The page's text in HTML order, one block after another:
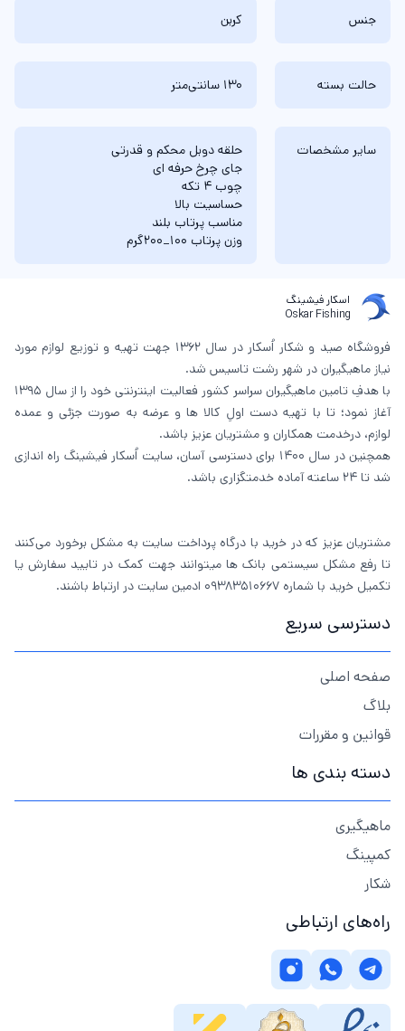
جنس کربن
حالت بسته 130 سانتی‌متر
سایر مشخصات
حلقه دوبل محکم و قدرتی
جای چرخ حرفه ای
چوب 4 تکه
حساسیت بالا
مناسب پرتاب بلند
وزن پرتاب 100_200گرم
اسکار فیشینگ
Oskar Fishing
فروشگاه صید و شکار اُسکار در سال 1362 جهت تهیه و توزیع لوازم مورد
نیاز ماهیگیران در شهر رشت تاسیس شد.
با هدفِ تامین ماهیگیران سراسر کشور فعالیت اینترنتی خود را از سال 1395
آغاز نمود؛ تا با تهیه دست اولِ کالا ها و عرضه به صورت جزئی و عمده
لوازم، درخدمت همکاران و مشتریان عزیز باشد.
همچنین در سال 1400 برای دسترسی آسان، سایت اُسکار فیشینگ راه اندازی
شد تا 24 ساعته آماده خدمتگزاری باشد.
مشتریان عزیز که در خرید با درگاه پرداخت سایت به مشکل برخورد می‌کنند
تا رفع مشکل سیستمی بانک ها میتوانند جهت کمک در تایید سفارش یا
تکمیل خرید با شماره 09383510667 ادمین سایت در ارتباط باشند.
دسترسی سریع
صفحه اصلی
بلاگ
قوانین و مقررات
دسته بندی ها
ماهیگیری
کمپینگ
شکار
راه‌های ارتباطی